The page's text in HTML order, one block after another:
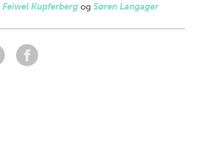
Feiwel Kupferbergog Søren Langager